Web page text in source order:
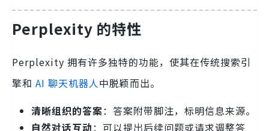
Perplexity 的特性
Perplexity 拥有许多独特的功能，使其在传统搜索引
擎和 AI 聊天机器人中脱颖而出。
清晰组织的答案：答案附带脚注，标明信息来源。
自然对话互动：可以提出后续问题或请求调整答